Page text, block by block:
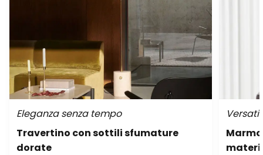
Eleganza senza tempo
Travertino con sottili sfumature
dorate